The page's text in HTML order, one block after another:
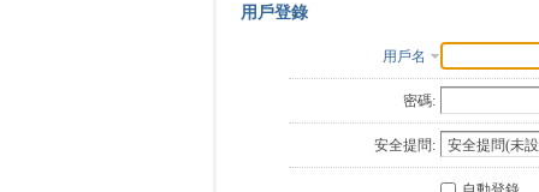
用戶登錄
用戶名
密碼:
安全提問: